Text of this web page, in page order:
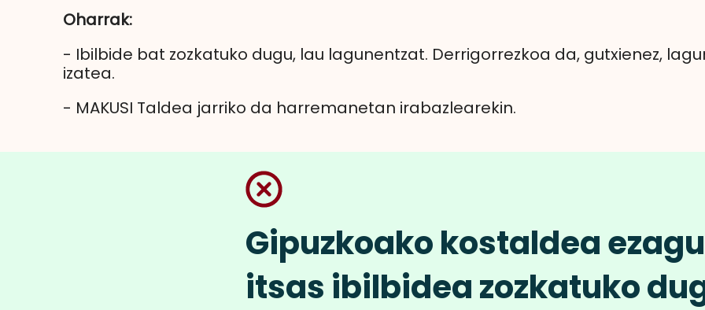
Oharrak:
- Ibilbide bat zozkatuko dugu, lau lagunentzat. Derrigorrezkoa da, gutxienez,
izatea.
- MAKUSI Taldea jarriko da harremanetan irabazlearekin.
Gipuzkoako kostaldea
itsas ibilbidea zozkatuko